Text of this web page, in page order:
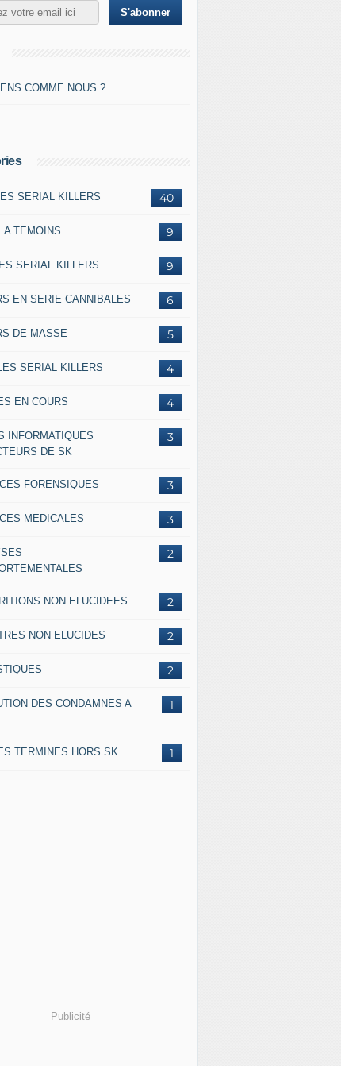
COMME NOUS ?
40
SERIAL KILLERS
9
A TEMOINS
9
SERIAL KILLERS
6
EN SERIE CANNIBALES
5
DE MASSE
4
SERIAL KILLERS
4
EN COURS
3
INFORMATIQUES
DE SK
3
FORENSIQUES
3
MEDICALES
2
2
NON ELUCIDEES
2
NON ELUCIDES
2
1
DES CONDAMNES A
1
TERMINES HORS SK
Publicité